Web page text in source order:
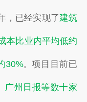
，已经实现了建筑
本比业内平均低约
30%。项目目前已
广州日报等数十家